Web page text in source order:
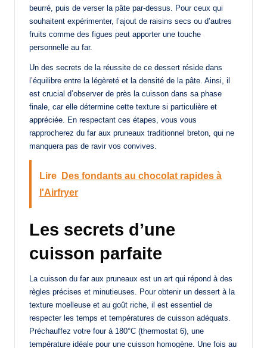
beurré, puis de verser la pâte par-dessus. Pour ceux qui
souhaitent expérimenter, l’ajout de raisins secs ou d’autres
fruits comme des figues peut apporter une touche
personnelle au far.
Un des secrets de la réussite de ce dessert réside dans
l’équilibre entre la légèreté et la densité de la pâte. Ainsi, il
est crucial d’observer de près la cuisson dans sa phase
finale, car elle détermine cette texture si particulière et
appréciée. En respectant ces étapes, vous vous
rapprocherez du far aux pruneaux traditionnel breton, qui ne
manquera pas de ravir vos convives.
Lire
Des fondants au chocolat rapides à
l'Airfryer
Les secrets d’une
cuisson parfaite
La cuisson du far aux pruneaux est un art qui répond à des
règles précises et minutieuses. Pour obtenir un dessert à la
texture moelleuse et au goût riche, il est essentiel de
respecter les temps et températures de cuisson adéquats.
Préchauffez votre four à 180°C (thermostat 6), une
température idéale pour une cuisson homogène. Une fois au